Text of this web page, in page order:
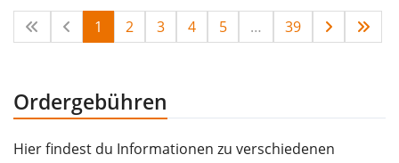
1 2 3 4 5 … 39
Ordergebühren
Hier findest du Informationen zu verschiedenen